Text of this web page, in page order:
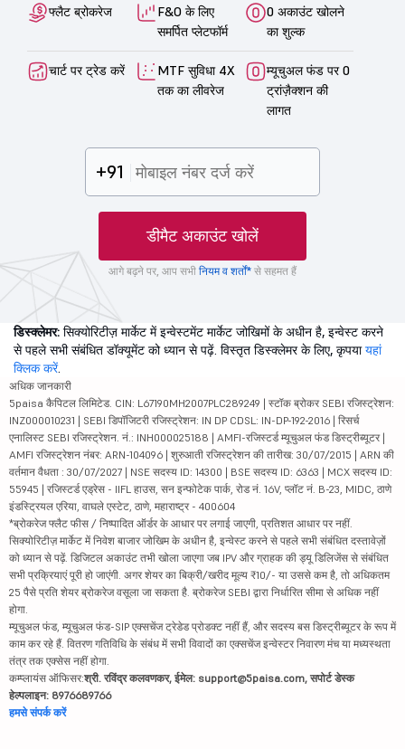
फ्लैट ब्रोकरेज
F&O के लिए
समर्पित प्लेटफॉर्म
0 अकाउंट खोलने
का शुल्क
चार्ट पर ट्रेड करें
MTF सुविधा 4X
तक का लीवरेज
म्यूचुअल फंड पर 0
ट्रांज़ैक्शन की
लागत
+91
डीमैट अकाउंट खोलें
आगे बढ़ने पर, आप सभी नियम व शर्तों* से सहमत हैं
डिस्क्लेमर: सिक्योरिटीज़ मार्केट में इन्वेस्टमेंट मार्केट जोखिमों के अधीन है, इन्वेस्ट करने
से पहले सभी संबंधित डॉक्यूमेंट को ध्यान से पढ़ें. विस्तृत डिस्क्लेमर के लिए, कृपयायहां
क्लिक करें.
अधिक जानकारी
5paisa कैपिटल लिमिटेड. CIN: L67190MH2007PLC289249 | स्टॉक ब्रोकर SEBI रजिस्ट्रेशन:
INZ000010231 | SEBI डिपॉजिटरी रजिस्ट्रेशन: IN DP CDSL: IN-DP-192-2016 | रिसर्च
एनालिस्ट SEBI रजिस्ट्रेशन. नं.: INH000025188 | AMFI-रजिस्टर्ड म्यूचुअल फंड डिस्ट्रीब्यूटर |
AMFI रजिस्ट्रेशन नंबर: ARN-104096 | शुरुआती रजिस्ट्रेशन की तारीख: 30/07/2015 | ARN की
वर्तमान वैधता : 30/07/2027 | NSE सदस्य ID: 14300 | BSE सदस्य ID: 6363 | MCX सदस्य ID:
55945 | रजिस्टर्ड एड्रेस - IIFL हाउस, सन इन्फोटेक पार्क, रोड नं. 16V, प्लॉट नं. B-23, MIDC, ठाणे
इंडस्ट्रियल एरिया, वाघले एस्टेट, ठाणे, महाराष्ट्र - 400604
*ब्रोकरेज फ्लैट फीस / निष्पादित ऑर्डर के आधार पर लगाई जाएगी, प्रतिशत आधार पर नहीं.
सिक्योरिटीज़ मार्केट में निवेश बाजार जोखिम के अधीन है, इन्वेस्ट करने से पहले सभी संबंधित दस्तावेज़ों
को ध्यान से पढ़ें. डिजिटल अकाउंट तभी खोला जाएगा जब IPV और ग्राहक की ड्यू डिलिजेंस से संबंधित
सभी प्रक्रियाएं पूरी हो जाएंगी. अगर शेयर का बिक्री/खरीद मूल्य ₹10/- या उससे कम है, तो अधिकतम
25 पैसे प्रति शेयर ब्रोकरेज वसूला जा सकता है. ब्रोकरेज SEBI द्वारा निर्धारित सीमा से अधिक नहीं
होगा.
म्यूचुअल फंड, म्यूचुअल फंड-SIP एक्सचेंज ट्रेडेड प्रोडक्ट नहीं हैं, और सदस्य बस डिस्ट्रीब्यूटर के रूप में
काम कर रहे हैं. वितरण गतिविधि के संबंध में सभी विवादों का एक्सचेंज इन्वेस्टर निवारण मंच या मध्यस्थता
तंत्र तक एक्सेस नहीं होगा.
कम्प्लायंस ऑफिसर:श्री. रविंद्र कलवणकर, ईमेल: support@5paisa.com, सपोर्ट डेस्क
हेल्पलाइन: 8976689766
हमसे संपर्क करें